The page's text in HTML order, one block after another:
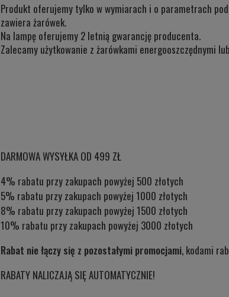
Produkt oferujemy tylko w wymiarach i o parametrach
zawiera żarówek.
Na lampę oferujemy 2 letnią gwarancję producenta.
Zalecamy użytkowanie z żarówkami energooszczędnymi
DARMOWA WYSYŁKA OD 499 ZŁ
4% rabatu przy zakupach powyżej 500 złotych
5% rabatu przy zakupach powyżej 1000 złotych
8% rabatu przy zakupach powyżej 1500 złotych
10% rabatu przy zakupach powyżej 3000 złotych
Rabat nie łączy się z pozostałymi promocjami, kodami
RABATY NALICZAJĄ SIĘ AUTOMATYCZNIE!